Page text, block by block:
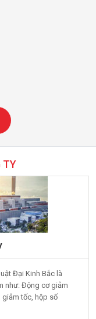
TY
Đại Kinh Bắc là
như: Động cơ giảm
giảm tốc, hộp số